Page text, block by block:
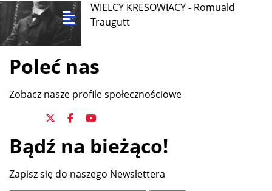
WIELCY KRESOWIACY - Romuald
Traugutt
Poleć nas
Zobacz nasze profile społecznościowe
Bądź na bieżąco!
Zapisz się do naszego Newslettera